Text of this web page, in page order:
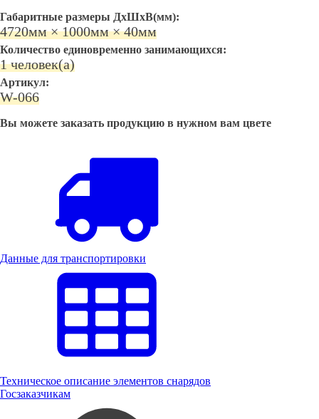
Габаритные размеры ДхШхВ(мм):
4720мм × 1000мм × 40мм
Количество единовременно занимающихся:
1 человек(а)
Артикул:
W-066
Вы можете заказать продукцию в нужном вам цвете
Данные для транспортировки
Техническое описание элементов снарядов
Госзаказчикам